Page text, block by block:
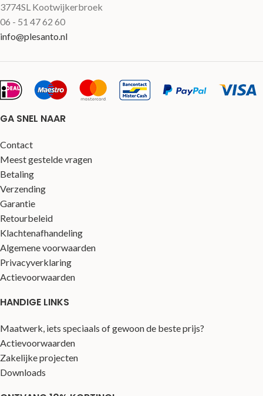
3774SL Kootwijkerbroek
06 - 51 47 62 60
info@plesanto.nl
GA SNEL NAAR
Contact
Meest gestelde vragen
Betaling
Verzending
Garantie
Retourbeleid
Klachtenafhandeling
Algemene voorwaarden
Privacyverklaring
Actievoorwaarden
HANDIGE LINKS
Maatwerk, iets speciaals of gewoon de beste prijs?
Actievoorwaarden
Zakelijke projecten
Downloads